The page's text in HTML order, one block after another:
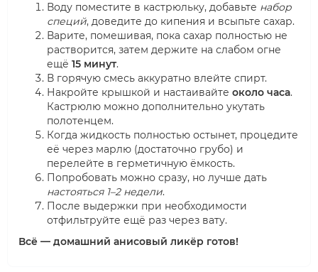
Воду поместите в кастрюльку, добавьте набор
специй, доведите до кипения и всыпьте сахар.
Варите, помешивая, пока сахар полностью не
растворится, затем держите на слабом огне
ещё 15 минут.
В горячую смесь аккуратно влейте спирт.
Накройте крышкой и настаивайте около часа.
Кастрюлю можно дополнительно укутать
полотенцем.
Когда жидкость полностью остынет, процедите
её через марлю (достаточно грубо) и
перелейте в герметичную ёмкость.
Попробовать можно сразу, но лучше дать
настояться 1–2 недели.
После выдержки при необходимости
отфильтруйте ещё раз через вату.
Всё — домашний анисовый ликёр готов!